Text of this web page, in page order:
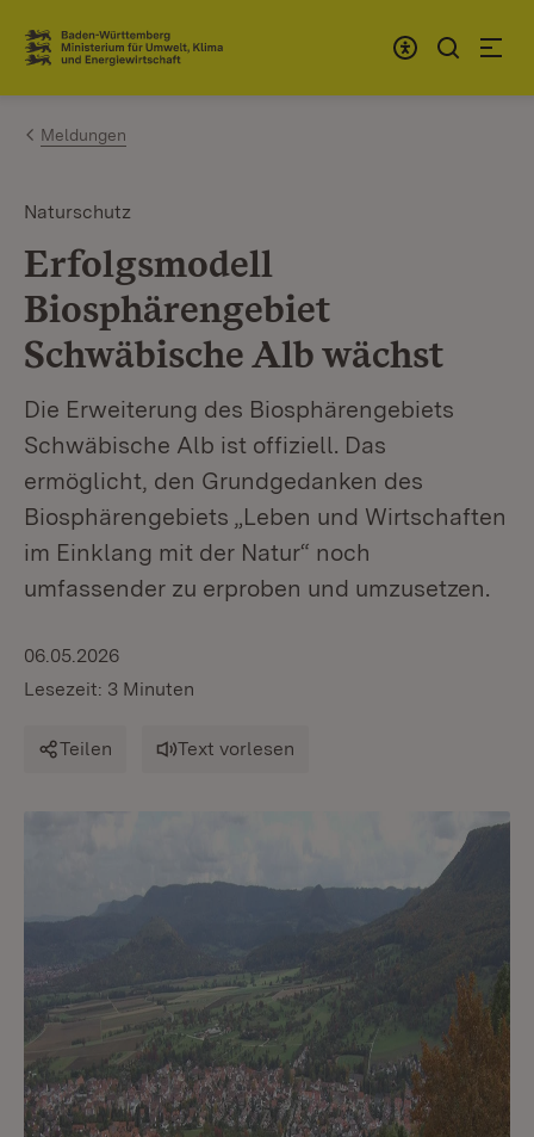
Zum Inhalt springen
Link zur Startseite
Meldungen
Naturschutz
Erfolgsmodell
Biosphärengebiet
Schwäbische Alb wächst
Die Erweiterung des Biosphärengebiets
Schwäbische Alb ist offiziell. Das
ermöglicht, den Grundgedanken des
Biosphärengebiets „Leben und Wirtschaften
im Einklang mit der Natur“ noch
umfassender zu erproben und umzusetzen.
06.05.2026
Lesezeit: 3 Minuten
Teilen Text vorlesen